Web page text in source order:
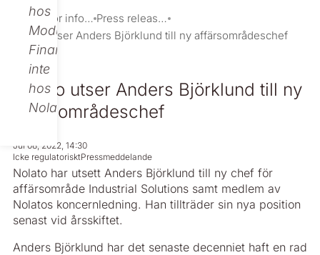
hos
Modular
Finance,
inte
hos
Nolato.
Investor information
Press releases
Nolato utser Anders Björklund till ny affärsområdeschef
Nolato utser Anders Björklund till ny
affärsområdeschef
Jul 08, 2022, 14:30
Icke regulatorisktPressmeddelande
Nolato har utsett Anders Björklund till ny chef för
affärsområde Industrial Solutions samt medlem av
Nolatos koncernledning. Han tillträder sin nya position
senast vid årsskiftet.
Anders Björklund har det senaste decenniet haft en rad